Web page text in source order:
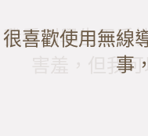
我看到學生用手
害羞，但我
很喜歡使用無線
事
覺得島內散步妥
會
謝謝你們用心的